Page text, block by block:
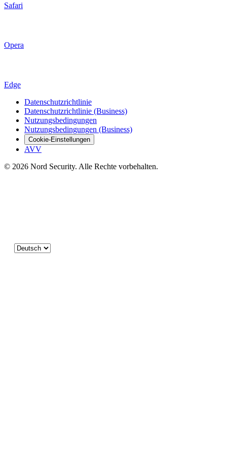
Safari
Opera
Edge
Datenschutzrichtlinie
Datenschutzrichtlinie (Business)
Nutzungsbedingungen
Nutzungsbedingungen (Business)
Cookie-Einstellungen
AVV
© 2026 Nord Security. Alle Rechte vorbehalten.